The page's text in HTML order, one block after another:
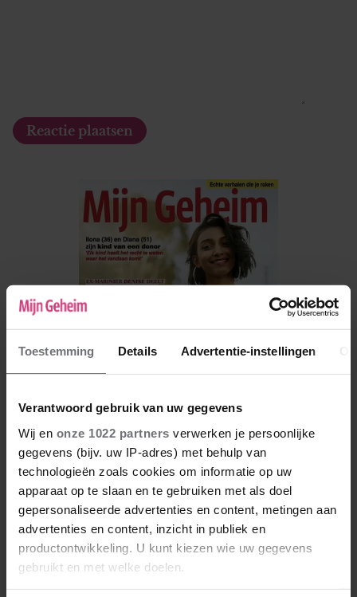
Toestemming Details Advertentie-instellingen
Verantwoord gebruik van uw gegevens
Wij en onze 1022 partners verwerken je persoonlijke
gegevens (bijv. uw IP-adres) met behulp van
technologieën zoals cookies om informatie op uw
apparaat op te slaan en te gebruiken met als doel
gepersonaliseerde advertenties en content, metingen aan
advertenties en content, inzicht in publiek en
productontwikkeling. U kunt kiezen wie uw gegevens
gebruikt en met welke doelen.
De nieuwe Mijn Geheim ligt nu in de winkel
Abonneren
Digitaal lezen
Los kopen